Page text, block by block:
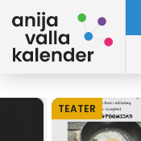
TEATER